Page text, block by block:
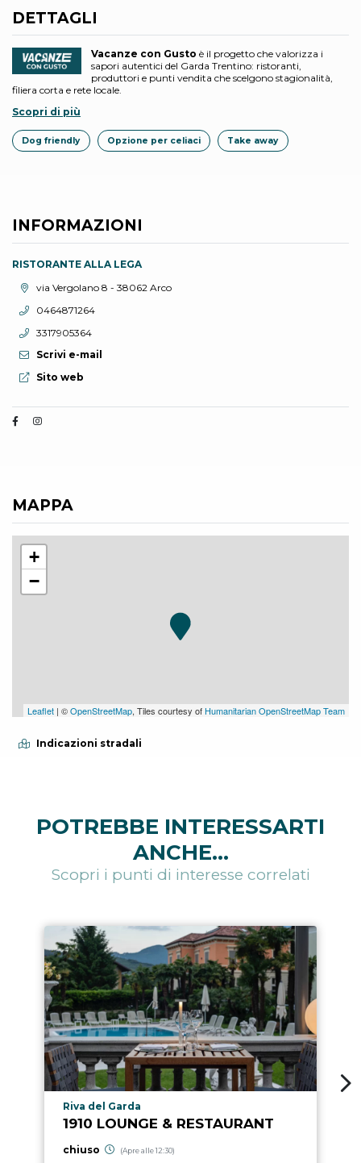
DETTAGLI
Vacanze con Gusto è il progetto che valorizza i
sapori autentici del Garda Trentino: ristoranti,
produttori e punti vendita che scelgono stagionalità,
filiera corta e rete locale.
Scopri di più
Dog friendly Opzione per celiaci Take away
INFORMAZIONI
RISTORANTE ALLA LEGA
Località:via Vergolano 8 - 38062 Arco
Telefono:
0464871264
Telefono:
3317905364
Scrivi e-mail
Sito web:
Sito web
MAPPA
+
−
Leaflet | ©OpenStreetMap, Tiles courtesy of Humanitarian OpenStreetMap Team
Indicazioni stradali
POTREBBE INTERESSARTI
ANCHE...
Scopri i punti di interesse correlati
Località punto di interesse
Riva del Garda
1910 LOUNGE & RESTAURANT
chiuso (Apre alle 12:30)